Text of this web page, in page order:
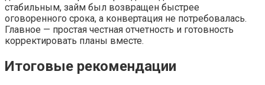
стабильным, займ был возвращен быстрее
оговоренного срока, а конвертация не потребовалась.
Главное — простая честная отчетность и готовность
корректировать планы вместе.
Итоговые рекомендации